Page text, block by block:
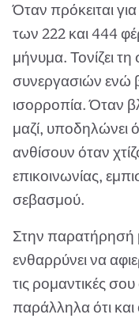
Όταν πρόκειται
των 222 και 444
μήνυμα. Τονίζει
συνεργασιών ενώ
ισορροπία. Όταν
μαζί, υποδηλώνει
ανθίσουν όταν
επικοινωνίας,
σεβασμού.
Στην παρατήρησή
ενθαρρύνει να
τις ρομαντικές
παράλληλα ότι και